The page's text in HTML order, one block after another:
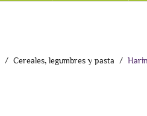
Cereales, legumbres y pasta